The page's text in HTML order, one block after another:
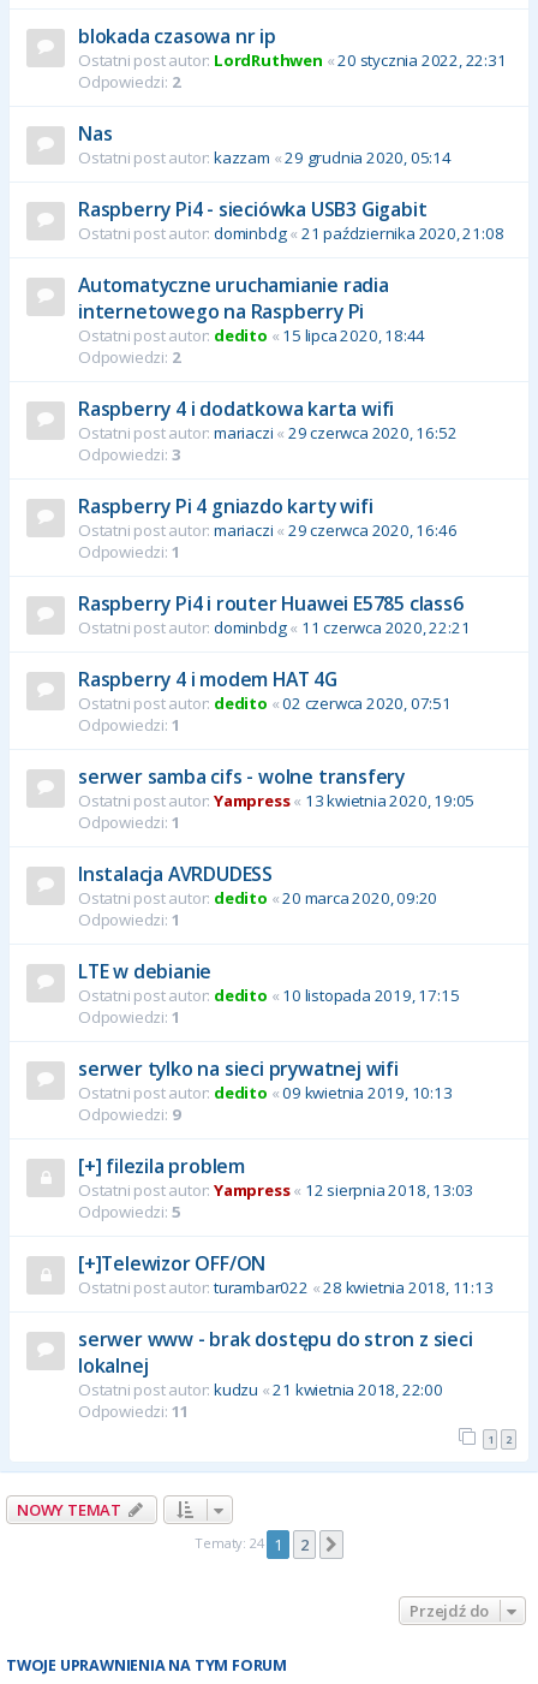
blokada czasowa nr ip
Ostatni post autor: LordRuthwen «20 stycznia 2022, 22:31
Odpowiedzi: 2
Nas
Ostatni post autor: kazzam «29 grudnia 2020, 05:14
Raspberry Pi4 - sieciówka USB3 Gigabit
Ostatni post autor: dominbdg« 21 października 2020, 21:08
Automatyczne uruchamianie radia
internetowego na Raspberry Pi
Ostatni post autor: dedito « 15 lipca 2020, 18:44
Odpowiedzi: 2
Raspberry 4 i dodatkowa karta wifi
Ostatni post autor: mariaczi « 29 czerwca 2020, 16:52
Odpowiedzi: 3
Raspberry Pi 4 gniazdo karty wifi
Ostatni post autor: mariaczi « 29 czerwca 2020, 16:46
Odpowiedzi: 1
Raspberry Pi4 i router Huawei E5785 class6
Ostatni post autor: dominbdg« 11 czerwca 2020, 22:21
Raspberry 4 i modem HAT 4G
Ostatni post autor: dedito «02 czerwca 2020, 07:51
Odpowiedzi: 1
serwer samba cifs - wolne transfery
Ostatni post autor: Yampress« 13 kwietnia 2020, 19:05
Odpowiedzi: 1
Instalacja AVRDUDESS
Ostatni post autor: dedito «20 marca 2020, 09:20
Odpowiedzi: 1
LTE w debianie
Ostatni post autor: dedito « 10 listopada 2019, 17:15
Odpowiedzi: 1
serwer tylko na sieci prywatnej wifi
Ostatni post autor: dedito «09 kwietnia 2019, 10:13
Odpowiedzi: 9
[+] filezila problem
Ostatni post autor: Yampress« 12 sierpnia 2018, 13:03
Odpowiedzi: 5
[+]Telewizor OFF/ON
Ostatni post autor: turambar022 «28 kwietnia 2018, 11:13
serwer www - brak dostępu do stron z sieci
lokalnej
Ostatni post autor: kudzu «21 kwietnia 2018, 22:00
Odpowiedzi: 11
1 2
NOWY TEMAT
Tematy: 24 1 2
Przejdź do
TWOJE UPRAWNIENIA NA TYM FORUM